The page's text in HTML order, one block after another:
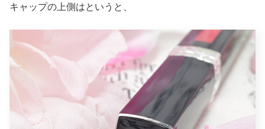
キャップの上側はというと、